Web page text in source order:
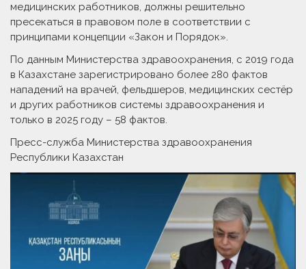
медицинских работников, должны решительно
пресекаться в правовом поле в соответствии с
принципами концепции «Закон и Порядок».
По данным Министерства здравоохранения, с 2019 года
в Казахстане зарегистрировано более 280 фактов
нападений на врачей, фельдшеров, медицинских сестёр
и других работников системы здравоохранения и
только в 2025 году – 58 фактов.
Пресс-служба Министерства здравоохранения
Республики Казахстан